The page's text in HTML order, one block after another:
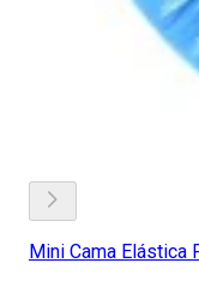
Mini Cama Elástica